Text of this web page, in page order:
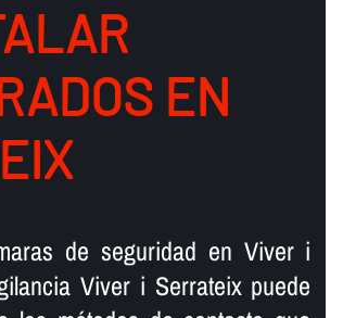
EN
de seguridad en Viver i
Viver i Serrateix puede